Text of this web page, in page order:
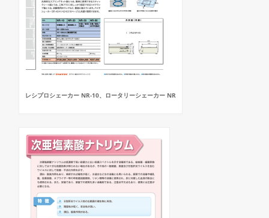
レシプロシェーカー NR-10、ロータリーシェーカー NR